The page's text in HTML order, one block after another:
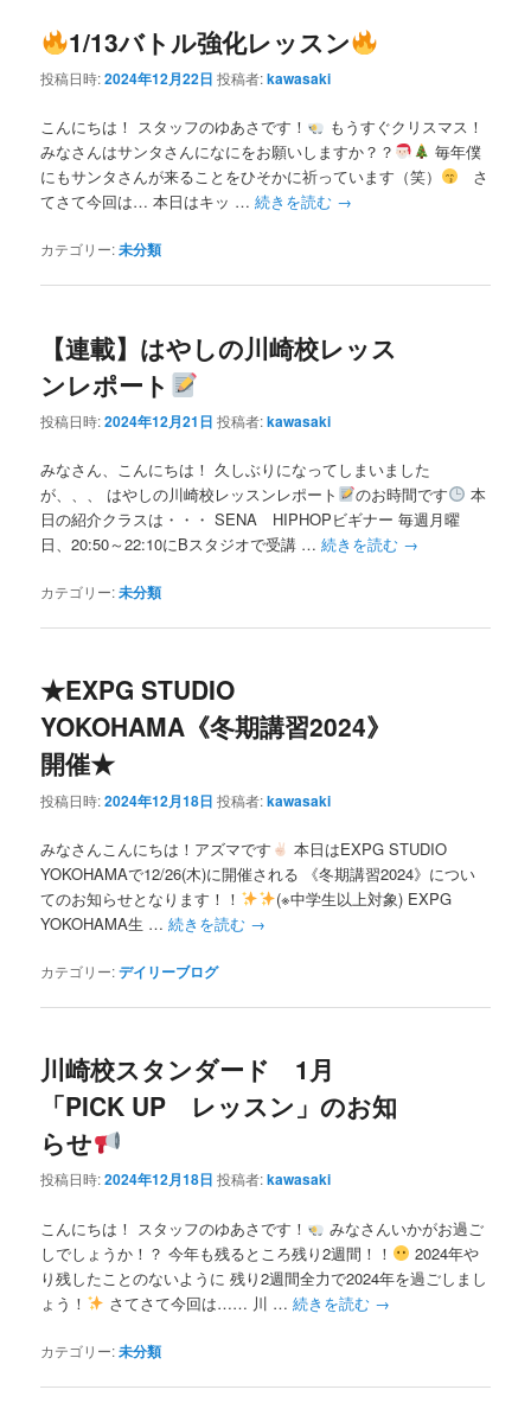
1/13バトル強化レッスン
投稿日時:2024年12月22日 投稿者:kawasaki
こんにちは！ スタッフのゆあさです！
もうすぐクリスマス！
みなさんはサンタさんになにをお願いしますか？？
毎年僕
にもサンタさんが来ることをひそかに祈っています（笑）
さ
てさて今回は… 本日はキッ …続きを読む →
カテゴリー:未分類
【連載】はやしの川崎校レッス
ンレポート
投稿日時:2024年12月21日 投稿者:kawasaki
みなさん、こんにちは！ 久しぶりになってしまいました
が、、、 はやしの川崎校レッスンレポート
のお時間です
本
日の紹介クラスは・・・ SENA HIPHOPビギナー 毎週月曜
日、20:50～22:10にBスタジオで受講 …続きを読む →
カテゴリー:未分類
★EXPG STUDIO
YOKOHAMA《冬期講習2024》
開催★
投稿日時:2024年12月18日 投稿者:kawasaki
みなさんこんにちは！アズマです
本日はEXPG STUDIO
YOKOHAMAで12/26(木)に開催される 《冬期講習2024》につい
てのお知らせとなります！！
(※中学生以上対象) EXPG
YOKOHAMA生 …続きを読む →
カテゴリー:デイリーブログ
川崎校スタンダード 1月
「PICK UP レッスン」のお知
らせ
投稿日時:2024年12月18日 投稿者:kawasaki
こんにちは！ スタッフのゆあさです！
みなさんいかがお過ご
しでしょうか！？ 今年も残るところ残り2週間！！
2024年や
り残したことのないように 残り2週間全力で2024年を過ごしまし
ょう！
さてさて今回は…… 川 … 続きを読む →
カテゴリー:未分類